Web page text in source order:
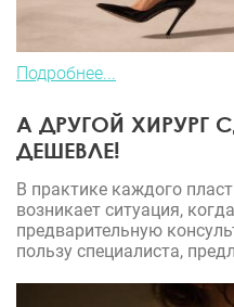
Подробнее...
А ДРУГОЙ ХИРУРГ
ДЕШЕВЛЕ!
В практике каждого
возникает ситуация,
предварительную
пользу специалиста,